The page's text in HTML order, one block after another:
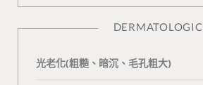
DERMATOLOGIC
光老化(粗糙、暗沉、毛孔粗大)